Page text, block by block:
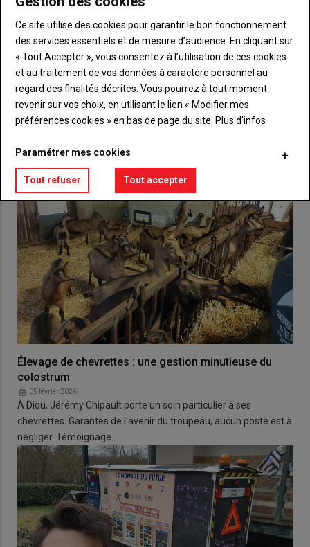
Lien Créez un compte
VOUS AIMEREZ AUSSI
Élevage de chevrettes : une gestion minutieuse du
colostrum
05 février 2026
À Diou, Jérémy Chipault porte un soin particulier à ses
chevrettes. Garantes de l'avenir du troupeau, aucun poste est à
négliger. Témoignage.
Ce site utilise des cookies pour garantir le bon fonctionnement
des services essentiels et de mesure d’audience. En cliquant sur
« Tout Accepter », vous consentez à l’utilisation de ces cookies
et au traitement de vos données à caractère personnel au
regard des finalités décrites. Vous pourrez à tout moment
revenir sur vos choix, en utilisant le lien « Modifier mes
préférences cookies » en bas de page du site. Plus d'infos
Paramétrer mes cookies
Tout refuser Tout accepter